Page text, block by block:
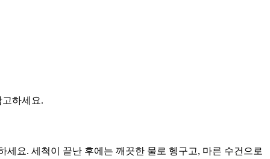
하세요.
요. 세척이 끝난 후에는 깨끗한 물로 헹구고, 마른 수건으로